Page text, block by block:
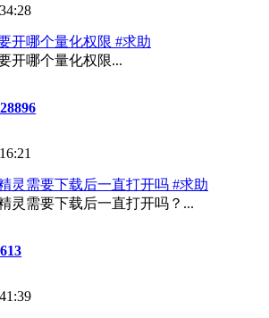
开哪个量化权限 #求助
开哪个量化权限...
灵需要下载后一直打开吗 #求助
灵需要下载后一直打开吗？...